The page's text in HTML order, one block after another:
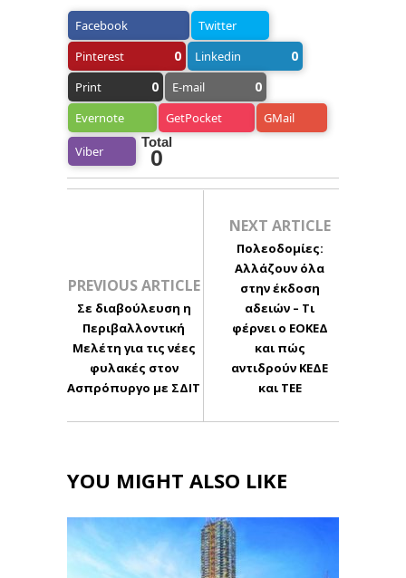
Facebook
Twitter
Pinterest
0 Linkedin 0
Print 0 E-mail 0
Evernote GetPocket GMail
Viber
Total
0
PREVIOUS ARTICLE
Σε διαβούλευση η
Περιβαλλοντική
Μελέτη για τις νέες
φυλακές στον
Ασπρόπυργο με ΣΔΙΤ
NEXT ARTICLE
Πολεοδομίες:
Αλλάζουν όλα
στην έκδοση
αδειών – Τι
φέρνει ο ΕΟΚΕΔ
και πώς
αντιδρούν ΚΕΔΕ
και ΤΕΕ
YOU MIGHT ALSO LIKE